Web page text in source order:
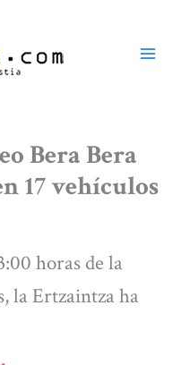
Bera Bera
17 vehículos
horas de la
la Ertzaintza ha